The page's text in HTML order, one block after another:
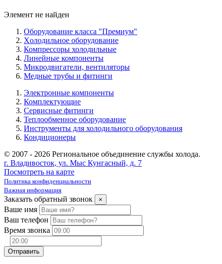
Элемент не найден
Оборудование класса "Премиум"
Xолодильное оборудование
Компрессоры холодильные
Линейные компоненты
Микродвигатели, вентиляторы
Медные трубы и фитинги
Электронные компоненты
Комплектующие
Сервисные фитинги
Теплообменное оборудование
Инструменты для холодильного оборудования
Кондиционеры
© 2007 - 2026 Региональное объединение службы холода.
г. Владивосток, ул. Мыс Кунгасный, д. 7
Посмотреть на карте
Политика конфиденциальности
Важная информация
Заказать обратный звонок ×
Ваше имя
Ваш телефон
Время звонка